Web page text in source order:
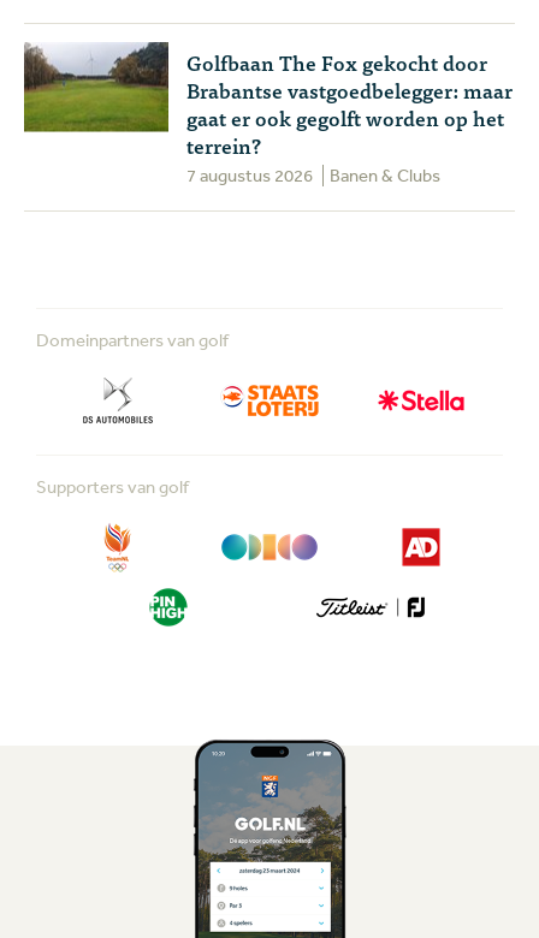
Golfbaan The Fox gekocht door
Brabantse vastgoedbelegger: maar
gaat er ook gegolft worden op het
terrein?
7 augustus 2026 Banen & Clubs
Domeinpartners van golf
Supporters van golf